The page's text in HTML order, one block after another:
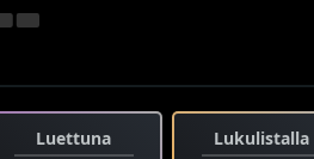
Luettuna Lukulistalla